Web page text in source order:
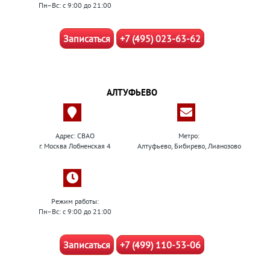
Пн–Вс: с 9:00 до 21:00
Записаться +7 (495) 023-63-62
АЛТУФЬЕВО
Адрес: СВАО
г. Москва Лобненская 4
Метро:
Алтуфьево, Бибирево, Лианозово
Режим работы:
Пн–Вс: с 9:00 до 21:00
Записаться +7 (499) 110-53-06